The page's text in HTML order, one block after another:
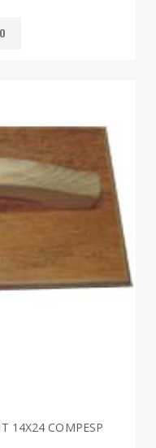
14X24 COMPESP